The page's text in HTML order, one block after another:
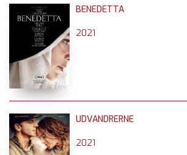
BENEDETTA
2021
UDVANDRERNE
2021